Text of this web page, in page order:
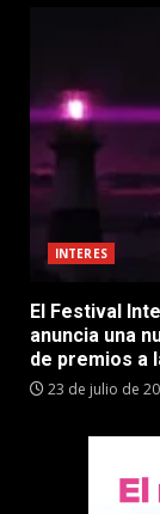
INTERES
El Festival
anuncia una
de premios a
23 de julio de